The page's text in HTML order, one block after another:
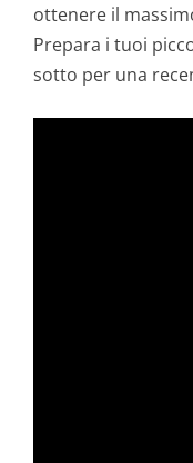
ottenere il
Prepara i tuoi
sotto per una